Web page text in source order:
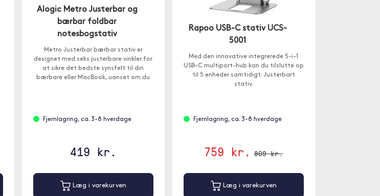
Alogic Metro Justerbar og
bærbar foldbar
notesbogstativ
Metro Justerbar bærbar stativ er
designet med seks justerbare vinkler for
at sikre det bedste synsfelt til din
bærbare eller MacBook, uanset om du
Fjernlagring, ca. 3-8 hverdage
419 kr.
Læg i varekurven
Rapoo USB-C stativ UCS-
5001
Med den innovative integrerede 5-i-1
USB-C multiport-hub kan du tilslutte op
til 5 enheder samtidigt. Justerbart
stativ.
Fjernlagring, ca. 3-8 hverdage
759 kr. 809 kr.
Læg i varekurven